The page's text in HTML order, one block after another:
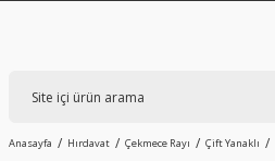
Anasayfa Hırdavat Çekmece Rayı Çift Yanaklı